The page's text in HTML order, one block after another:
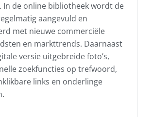
In de online bibliotheek wordt de
aangevuld en
met nieuwe commerciële
en markttrends. Daarnaast
versie uitgebreide foto’s,
zoekfuncties op trefwoord,
links en onderlinge